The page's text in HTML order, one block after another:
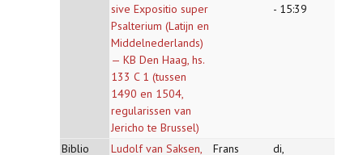
sive Expositio super
Psalterium (Latijn en
Middelnederlands)
— KB Den Haag, hs.
133 C 1 (tussen
1490 en 1504,
regularissen van
Jericho te Brussel)
- 15:39
Biblio
Ludolf van Saksen,
Frans
di,